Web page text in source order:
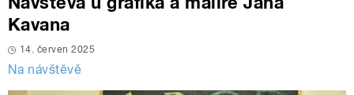
Kavana
14. červen 2025
Na návštěvě